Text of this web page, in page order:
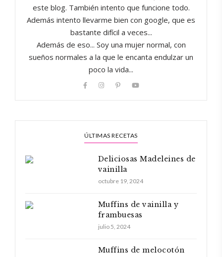
este blog. También intento que funcione todo.
Además intento llevarme bien con google, que es
bastante difícil a veces...
Además de eso... Soy una mujer normal, con
sueños normales a la que le encanta endulzar un
poco la vida...
ÚLTIMAS RECETAS
Deliciosas Madeleines de
vainilla
octubre 19, 2024
Muffins de vainilla y
frambuesas
julio 5, 2024
Muffins de melocotón